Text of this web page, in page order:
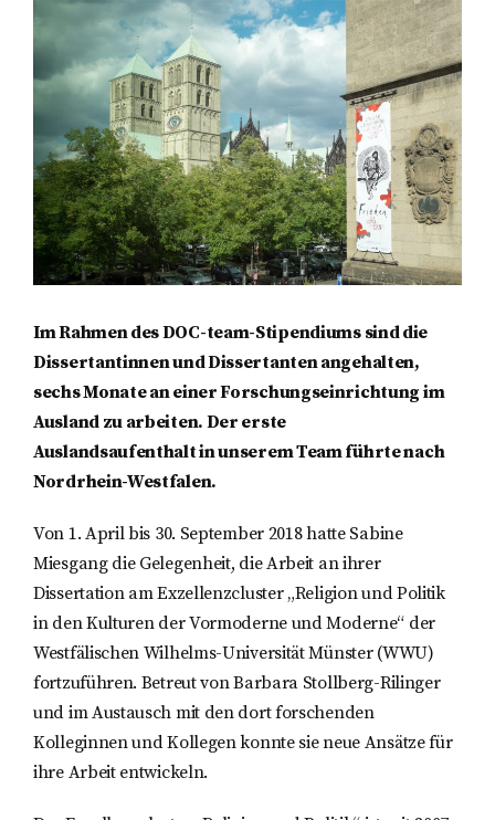
Im Rahmen des DOC-team-Stipendiums sind die
Dissertantinnen und Dissertanten angehalten,
sechs Monate an einer Forschungseinrichtung im
Ausland zu arbeiten. Der erste
Auslandsaufenthalt in unserem Team führte nach
Nordrhein-Westfalen.
Von 1. April bis 30. September 2018 hatte Sabine
Miesgang die Gelegenheit, die Arbeit an ihrer
Dissertation am Exzellenzcluster „Religion und Politik
in den Kulturen der Vormoderne und Moderne“ der
Westfälischen Wilhelms-Universität Münster (WWU)
fortzuführen. Betreut von Barbara Stollberg-Rilinger
und im Austausch mit den dort forschenden
Kolleginnen und Kollegen konnte sie neue Ansätze für
ihre Arbeit entwickeln.